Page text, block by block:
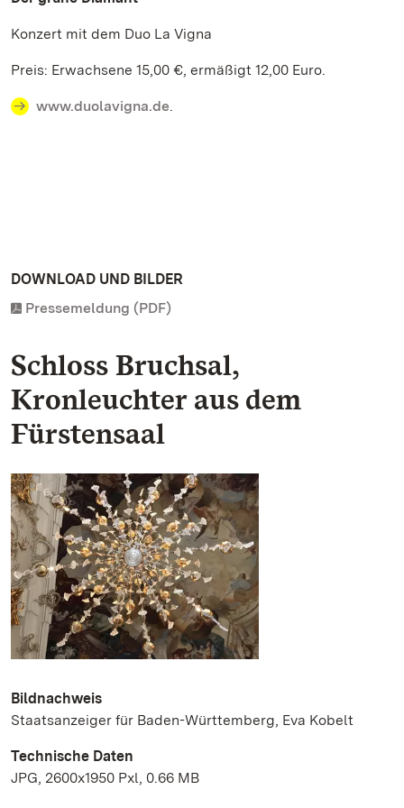
Konzert mit dem Duo La Vigna
Preis: Erwachsene 15,00 €, ermäßigt 12,00 Euro.
www.duolavigna.de.
DOWNLOAD UND BILDER
Pressemeldung (PDF)
Schloss Bruchsal,
Kronleuchter aus dem
Fürstensaal
Bildnachweis
Staatsanzeiger für Baden-Württemberg, Eva Kobelt
Technische Daten
JPG, 2600x1950 Pxl, 0.66 MB